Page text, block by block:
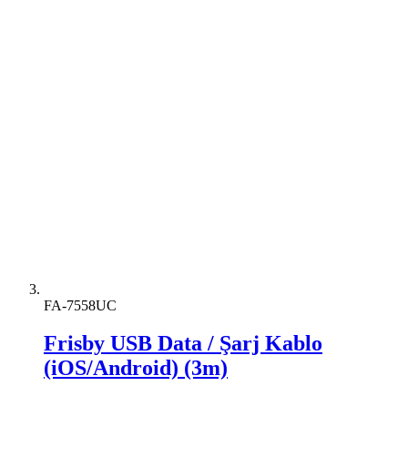
FA-7558UC
Frisby USB Data / Şarj Kablo
(iOS/Android) (3m)